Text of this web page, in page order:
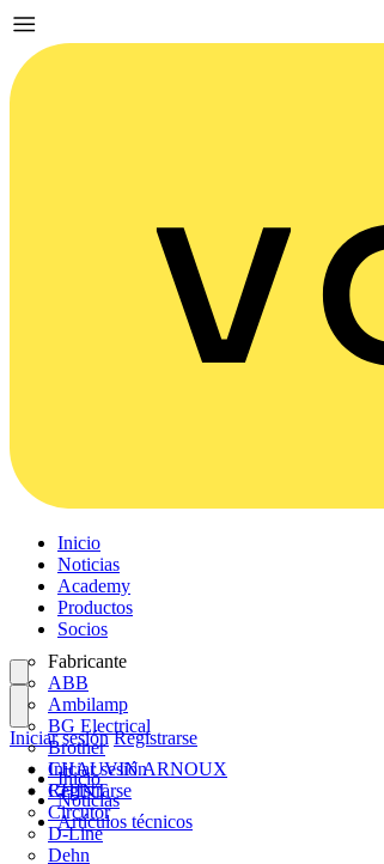
Inicio
Noticias
Academy
Productos
Socios
Fabricante
ABB
Ambilamp
BG Electrical
Brother
CHAUVIN ARNOUX
CHINT
Circutor
D-Line
Dehn
Iniciar sesión
Registrarse
Iniciar sesión Registrarse
Inicio
Noticias
Artículos técnicos